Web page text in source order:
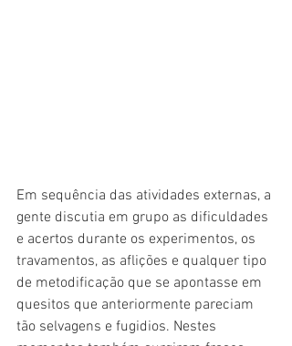
Em sequência das atividades externas, a
gente discutia em grupo as dificuldades
e acertos durante os experimentos, os
travamentos, as aflições e qualquer tipo
de metodificação que se apontasse em
quesitos que anteriormente pareciam
tão selvagens e fugidios. Nestes